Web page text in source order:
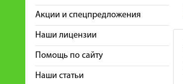
Акции и спецпредложения
Наши лицензии
Помощь по сайту
Наши статьи